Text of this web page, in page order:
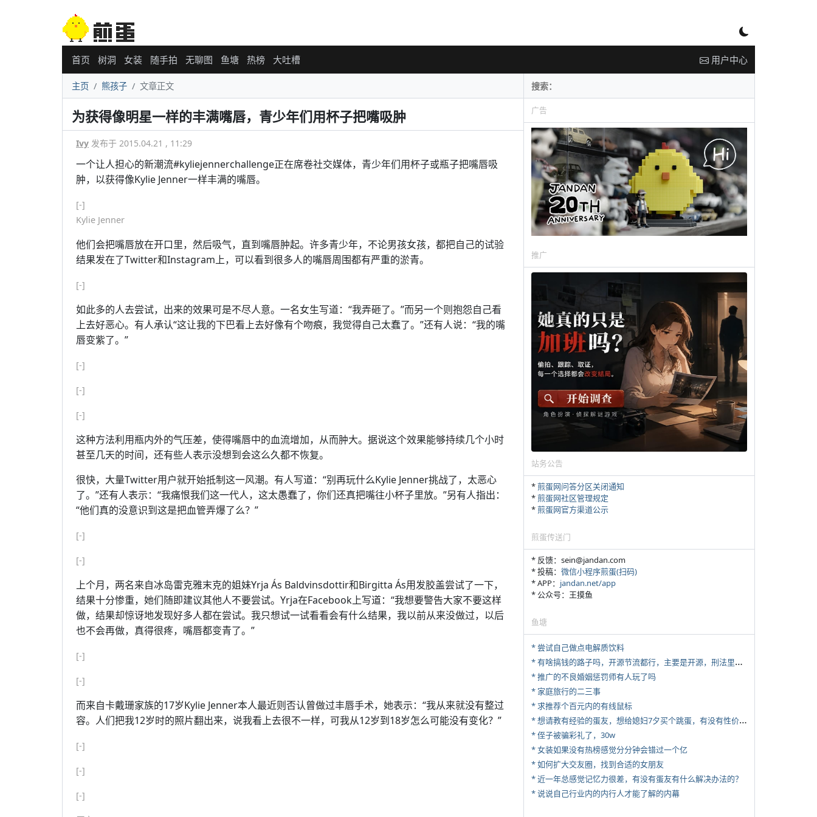
首页 树洞 女装 随手拍 无聊图 鱼塘 热榜 大吐槽 用户中心
主页 熊孩子 文章正文
为获得像明星一样的丰满嘴唇，青少年们用杯子把嘴吸肿
Ivy 发布于 2015.04.21 , 11:29
一个让人担心的新潮流#kyliejennerchallenge正在席卷社交媒体，青少年们用杯子或瓶子把嘴唇吸
肿，以获得像Kylie Jenner一样丰满的嘴唇。
[-]
Kylie Jenner
他们会把嘴唇放在开口里，然后吸气，直到嘴唇肿起。许多青少年，不论男孩女孩，都把自己的试验
结果发在了Twitter和Instagram上，可以看到很多人的嘴唇周围都有严重的淤青。
[-]
如此多的人去尝试，出来的效果可是不尽人意。一名女生写道：“我弄砸了。”而另一个则抱怨自己看
上去好恶心。有人承认“这让我的下巴看上去好像有个吻痕，我觉得自己太蠢了。”还有人说：“我的嘴
唇变紫了。”
[-]
[-]
[-]
这种方法利用瓶内外的气压差，使得嘴唇中的血流增加，从而肿大。据说这个效果能够持续几个小时
甚至几天的时间，还有些人表示没想到会这么久都不恢复。
很快，大量Twitter用户就开始抵制这一风潮。有人写道：“别再玩什么Kylie Jenner挑战了，太恶心
了。”还有人表示：“我痛恨我们这一代人，这太愚蠢了，你们还真把嘴往小杯子里放。”另有人指出：
“他们真的没意识到这是把血管弄爆了么？”
[-]
[-]
上个月，两名来自冰岛雷克雅末克的姐妹Yrja Ás Baldvinsdottir和Bir­gitta Ás用发胶盖尝试了一下，
结果十分惨重，她们随即建议其他人不要尝试。Yrja在Facebook上写道：“我想要警告大家不要这样
做，结果却惊讶地发现好多人都在尝试。我只想试一试看看会有什么结果，我以前从来没做过，以后
也不会再做，真得很疼，嘴唇都变青了。”
[-]
[-]
而来自卡戴珊家族的17岁Kylie Jenner本人最近则否认曾做过丰唇手术，她表示：“我从来就没有整过
容。人们把我12岁时的照片翻出来，说我看上去很不一样，可我从12岁到18岁怎么可能没有变化？”
[-]
[-]
[-]
广告
推广
站务公告
*煎蛋网问答分区关闭通知
*煎蛋网社区管理规定
*煎蛋网官方渠道公示
煎蛋传送门
* 反馈：sein@jandan.com
* 投稿： 微信小程序煎蛋(扫码)
* APP： jandan.net/app
* 公众号：王摸鱼
鱼塘
* 尝试自己做点电解质饮料
*
有啥搞钱的路子吗，开源节流都行，主要是开源，刑法里的咱不做
* 推广的不良婚姻惩罚师有人玩了吗
* 家庭旅行的二三事
* 求推荐个百元内的有线鼠标
*
想请教有经验的蛋友，想给媳妇7夕买个跳蛋，有没有性价比高的推荐
* 侄子被骗彩礼了，30w
* 女装如果没有热榜感觉分分钟会错过一个亿
* 如何扩大交友圈，找到合适的女朋友
* 近一年总感觉记忆力很差，有没有蛋友有什么解决办法的？
* 说说自己行业内的内行人才能了解的内幕